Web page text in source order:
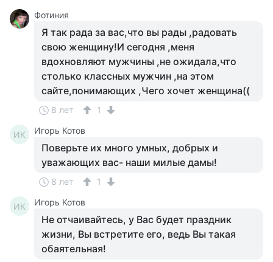
Фотиния
Я так рада за вас,что вы рады ,радовать
свою женщину!И сегодня ,меня
вдохновляют мужчины ,не ожидала,что
столько классных мужчин ,на этом
сайте,понимающих ,Чего хочет женщина((
8 лет 1
ИК Игорь Котов
Поверьте их много умных, добрых и
уважающих вас- наши милые дамы!
8 лет 1
ИК Игорь Котов
Не отчаивайтесь, у Вас будет праздник
жизни, Вы встретите его, ведь Вы такая
обаятельная!